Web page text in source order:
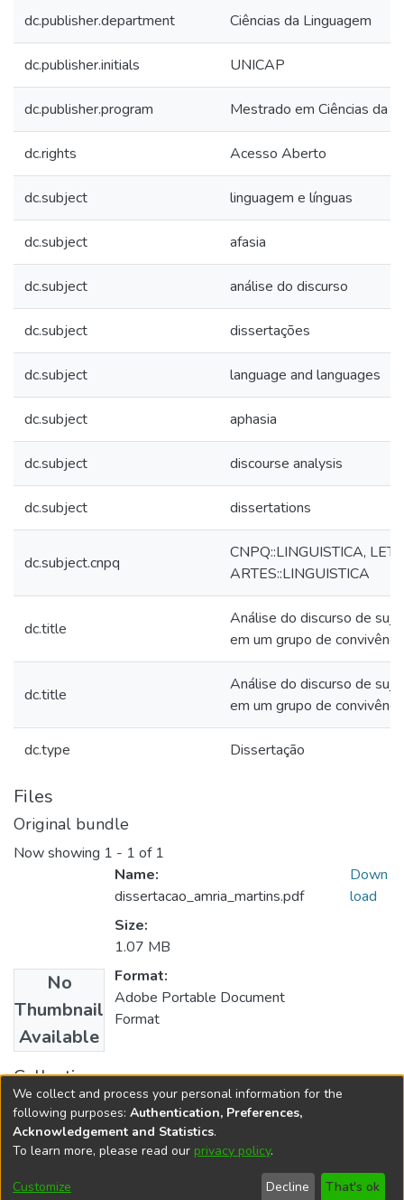
dc.publisher.department Ciências da Linguagem
dc.publisher.initials UNICAP
dc.publisher.program Mestrado em Ciências da
dc.rights Acesso Aberto
dc.subject linguagem e línguas
dc.subject afasia
dc.subject análise do discurso
dc.subject dissertações
dc.subject language and languages
dc.subject aphasia
dc.subject discourse analysis
dc.subject dissertations
dc.subject.cnpq
CNPQ::LINGUISTICA,
ARTES::LINGUISTICA
dc.title
Análise do discurso de
em um grupo de
dc.title
Análise do discurso de
em um grupo de
dc.type Dissertação
Files
Original bundle
Now showing 1 - 1 of 1
No
Thumbnail
Available
Name:
dissertacao_amria_martins.pdf
Size:
1.07 MB
Format:
Adobe Portable Document
Format
Down
load
Collections
Ciências da Linguagem
DSpace softwarecopyright © 2002-2026
Cookie
End User
Send
We collect and process your personal information for the
following purposes: Authentication, Preferences,
Acknowledgement and Statistics.
To learn more, please read our privacy policy.
Customize Decline That's ok